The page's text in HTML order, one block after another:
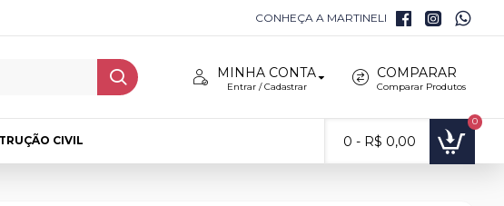
CONHEÇA A MARTINELI
MINHA CONTA
Entrar / Cadastrar
COMPARAR
Comparar Produtos
CIVIL 0 - R$ 0,00
0